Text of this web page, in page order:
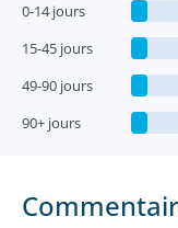
0-14 jours
15-45 jours
49-90 jours
90+ jours